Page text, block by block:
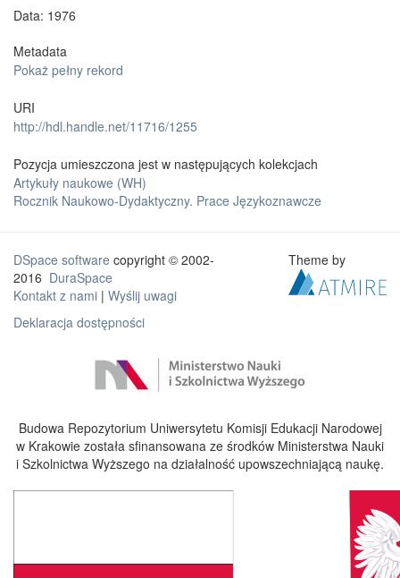
Data: 1976
Metadata
Pokaż pełny rekord
URI
http://hdl.handle.net/11716/1255
Pozycja umieszczona jest w następujących kolekcjach
Artykuły naukowe (WH)
Rocznik Naukowo-Dydaktyczny. Prace Językoznawcze
DSpace software copyright © 2002-
2016 DuraSpace
Kontakt z nami | Wyślij uwagi
Deklaracja dostępności
Theme by
Budowa Repozytorium Uniwersytetu Komisji Edukacji Narodowej
w Krakowie została sfinansowana ze środków Ministerstwa Nauki
i Szkolnictwa Wyższego na działalność upowszechniającą naukę.